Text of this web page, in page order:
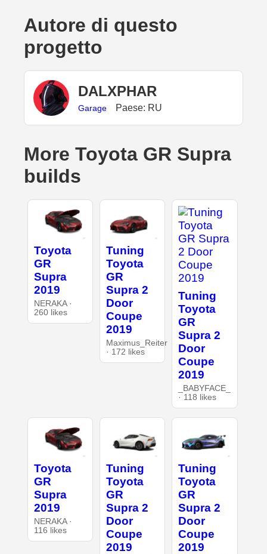
Autore di questo
progetto
DALXPHAR
Garage Paese: RU
More Toyota GR Supra
builds
Toyota
GR
Supra
2019
NERAKA ·
260 likes
Tuning
Toyota
GR
Supra 2
Door
Coupe
2019
Maximus_Reiter
· 172 likes
Tuning
Toyota
GR
Supra 2
Door
Coupe
2019
_BABYFACE_
· 118 likes
Toyota
GR
Supra
2019
NERAKA ·
116 likes
Tuning
Toyota
GR
Supra 2
Door
Coupe
2019
Tuning
Toyota
GR
Supra 2
Door
Coupe
2019